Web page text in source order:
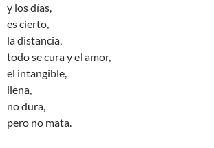
y los días,
es cierto,
la distancia,
todo se cura y el amor,
el intangible,
llena,
no dura,
pero no mata.